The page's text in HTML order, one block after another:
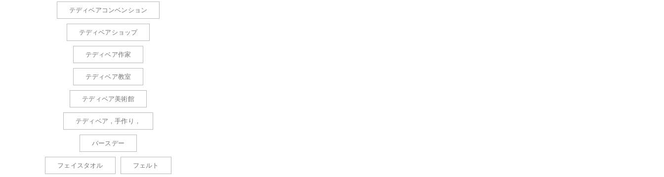
テディベアコンベンション
テディベアショップ
テディベア作家
テディベア教室
テディベア美術館
テディベア，手作り，
バースデー
フェイスタオル フェルト